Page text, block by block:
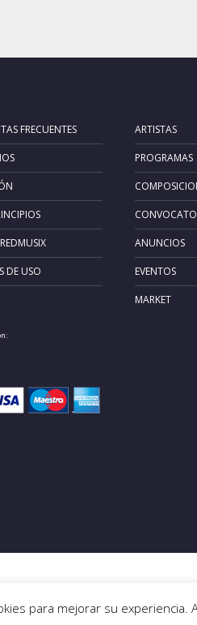
FRECUENTES
DE USO
ARTISTAS
PROGRAMAS
ANUNCIOS
EVENTOS
MARKET
para mejorar su